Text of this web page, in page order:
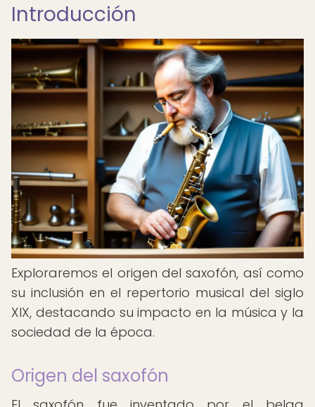
Introducción
Exploraremos el origen del saxofón, así como
su inclusión en el repertorio musical del siglo
XIX, destacando su impacto en la música y la
sociedad de la época.
Origen del saxofón